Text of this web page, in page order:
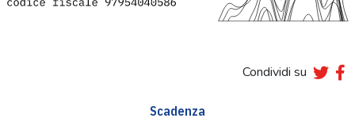
Condividi su
Scadenza